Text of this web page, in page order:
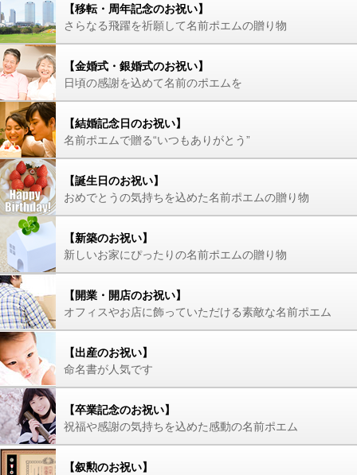
【移転・周年記念のお祝い】
さらなる飛躍を祈願して名前ポエムの贈り物
【金婚式・銀婚式のお祝い】
日頃の感謝を込めて名前のポエムを
【結婚記念日のお祝い】
名前ポエムで贈る“いつもありがとう”
【誕生日のお祝い】
おめでとうの気持ちを込めた名前ポエムの贈り物
【新築のお祝い】
新しいお家にぴったりの名前ポエムの贈り物
【開業・開店のお祝い】
オフィスやお店に飾っていただける素敵な名前ポエム
【出産のお祝い】
命名書が人気です
【卒業記念のお祝い】
祝福や感謝の気持ちを込めた感動の名前ポエム
【叙勲のお祝い】